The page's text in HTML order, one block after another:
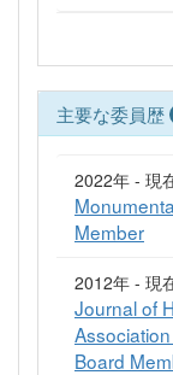
主要な委員歴
2022年 - 現
Member
2012年 - 現
Journal of
Board